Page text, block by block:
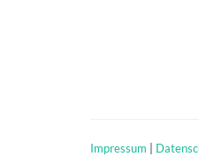
Impressum